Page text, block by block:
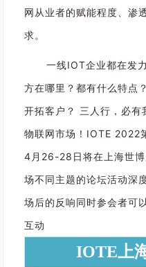
网从业者的赋能程度、渗
求。
一线IOT企业都在发
方在哪里？都有什么特点
开拓客户？ 三人行，必有
物联网市场！IOTE 2022
4月26-28日将在上海世
场不同主题的论坛活动深
场后的反响同时参会者可
互动
IOTE上